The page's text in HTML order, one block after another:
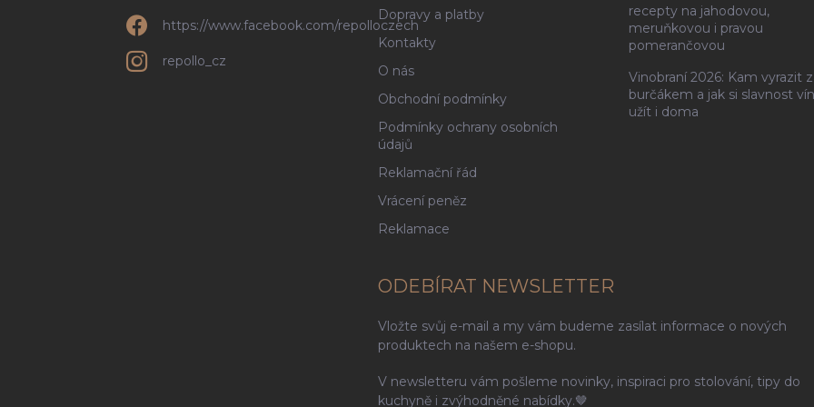
https://www.facebook.com/repolloczech
repollo_cz
Dopravy a platby
Kontakty
O nás
Obchodní podmínky
Podmínky ochrany osobních
údajů
Reklamační řád
Vrácení peněz
Reklamace
recepty na jahodovou,
meruňkovou i pravou
pomerančovou
Vinobraní 2026: Kam vyrazit
burčákem a jak si slavnost
užít i doma
ODEBÍRAT NEWSLETTER
Vložte svůj e-mail a my vám budeme zasílat informace o nových
produktech na našem e-shopu.
V newsletteru vám pošleme novinky, inspiraci pro stolování, tipy do
kuchyně i zvýhodněné nabídky.🤎